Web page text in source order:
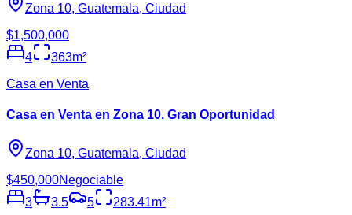
Zona 10, Guatemala, Ciudad
$1,500,000
4
363m²
Casa en Venta
Casa en Venta en Zona 10. Gran Oportunidad
Zona 10, Guatemala, Ciudad
$450,000Negociable
3
3.5 5 283.41m²